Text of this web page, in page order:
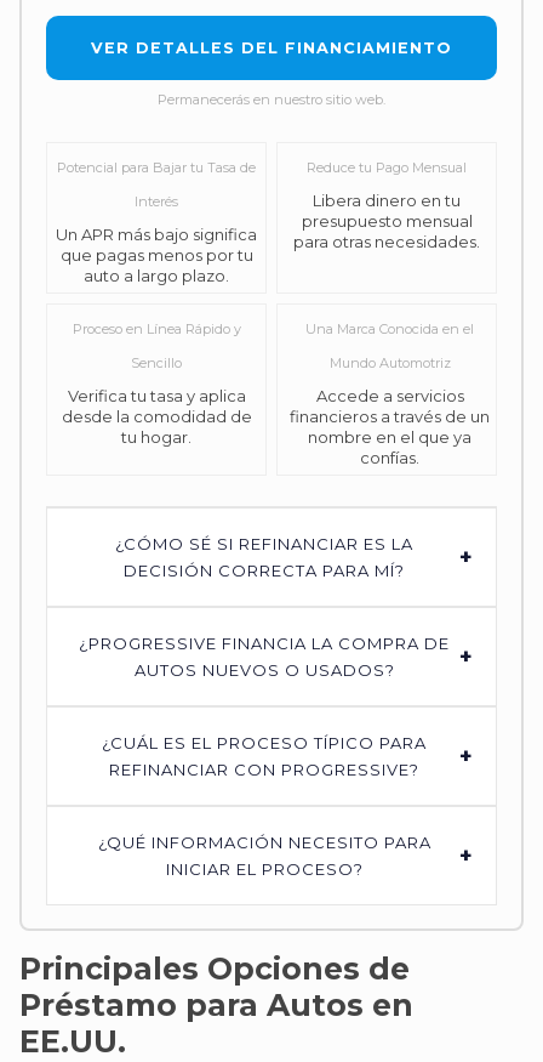
VER DETALLES DEL FINANCIAMIENTO
Permanecerás en nuestro sitio web.
Potencial para Bajar tu Tasa de
Interés
Un APR más bajo significa
que pagas menos por tu
auto a largo plazo.
Reduce tu Pago Mensual
Libera dinero en tu
presupuesto mensual
para otras necesidades.
Proceso en Línea Rápido y
Sencillo
Verifica tu tasa y aplica
desde la comodidad de
tu hogar.
Una Marca Conocida en el
Mundo Automotriz
Accede a servicios
financieros a través de un
nombre en el que ya
confías.
¿CÓMO SÉ SI REFINANCIAR ES LA
DECISIÓN CORRECTA PARA MÍ?
+
¿PROGRESSIVE FINANCIA LA COMPRA DE
AUTOS NUEVOS O USADOS?
+
¿CUÁL ES EL PROCESO TÍPICO PARA
REFINANCIAR CON PROGRESSIVE?
+
¿QUÉ INFORMACIÓN NECESITO PARA
INICIAR EL PROCESO?
+
Principales Opciones de
Préstamo para Autos en
EE.UU.